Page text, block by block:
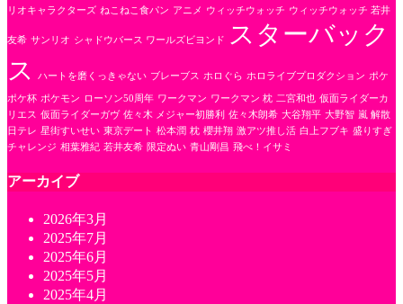
リオキャラクターズ ねこねこ食パン アニメ ウィッチウォッチ ウィッチウォッチ 若井
友希 サンリオ シャドウバース ワールズビヨンド
スターバック
ス
ハートを磨くっきゃない ブレーブス ホロぐら ホロライブプロダクション ポケ
ポケ杯 ポケモン ローソン50周年 ワークマン ワークマン 枕 二宮和也 仮面ライダーカ
リエス 仮面ライダーガヴ 佐々木 メジャー初勝利 佐々木朗希 大谷翔平 大野智 嵐 解散
日テレ 星街すいせい 東京デート 松本潤 枕 櫻井翔 激アツ推し活 白上フブキ 盛りすぎ
チャレンジ 相葉雅紀 若井友希 限定ぬい 青山剛昌 飛べ！イサミ
アーカイブ
2026年3月
2025年7月
2025年6月
2025年5月
2025年4月